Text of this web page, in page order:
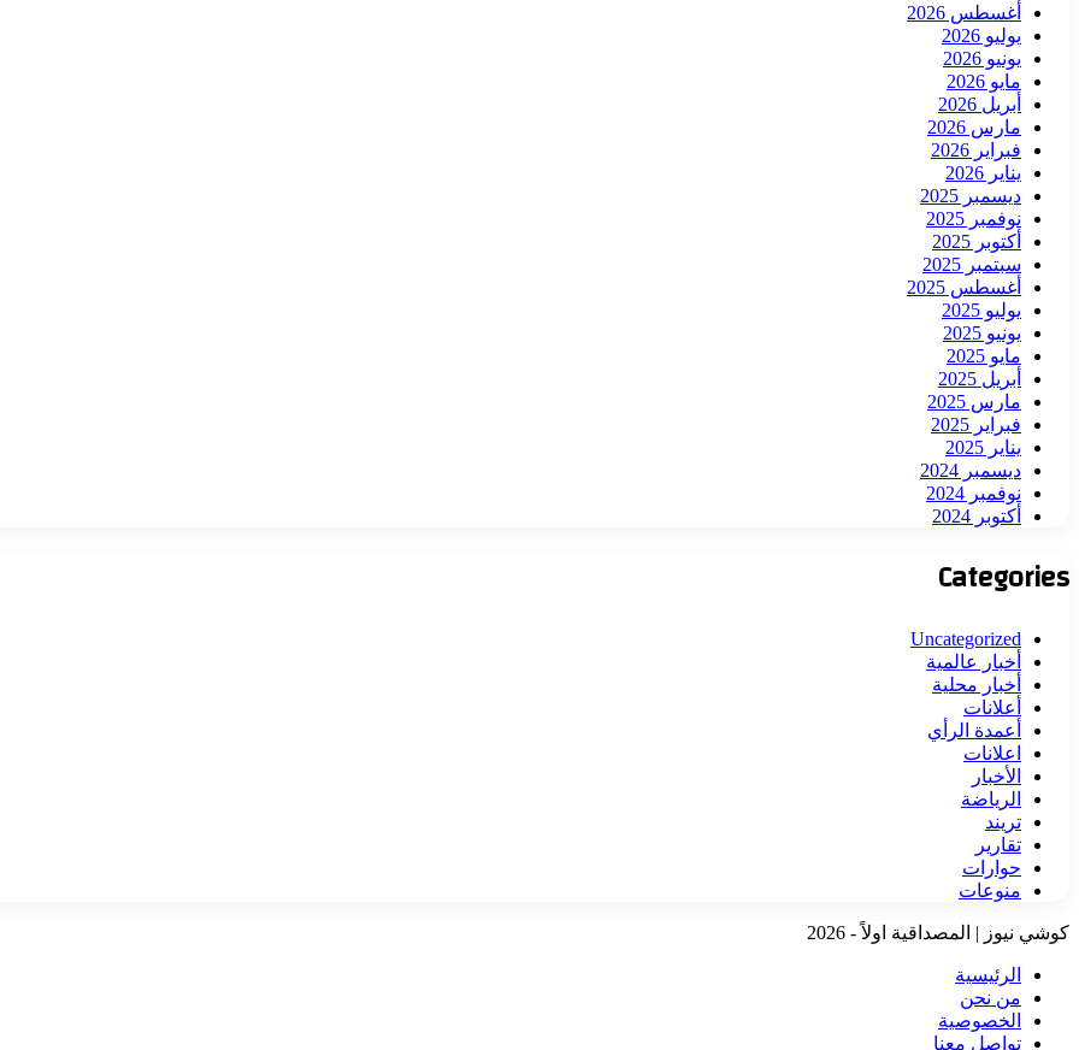
أغسطس 2026
يوليو 2026
يونيو 2026
مايو 2026
أبريل 2026
مارس 2026
فبراير 2026
يناير 2026
ديسمبر 2025
نوفمبر 2025
أكتوبر 2025
سبتمبر 2025
أغسطس 2025
يوليو 2025
يونيو 2025
مايو 2025
أبريل 2025
مارس 2025
فبراير 2025
يناير 2025
ديسمبر 2024
نوفمبر 2024
أكتوبر 2024
Categories
Uncategorized
أخبار عالمية
أخبار محلية
أعلانات
أعمدة الرأي
اعلانات
الأخبار
الرياضة
تريند
تقارير
حوارات
منوعات
كوشي نيوز | المصداقية اولاً - 2026
الرئيسية
من نحن
الخصوصية
تواصل معنا